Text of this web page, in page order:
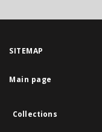
SITEMAP
Main page
Collections